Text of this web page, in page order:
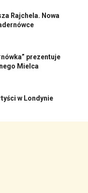
Rajchela. Nowa
prezentuje
Mielca
w Londynie